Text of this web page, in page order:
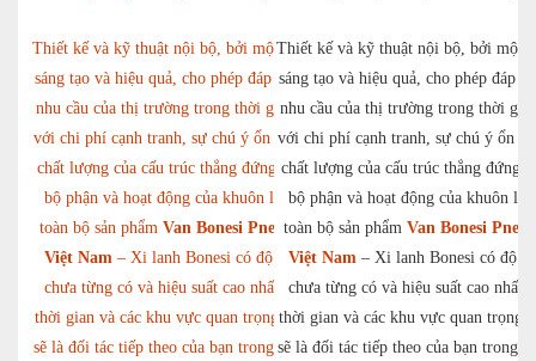
Thiết kế và kỹ thuật nội bộ, bởi một đội ngũ
sáng tạo và hiệu quả, cho phép đáp ứng mọi
nhu cầu của thị trường trong thời gian ngắn
với chi phí cạnh tranh, sự chú ý ổn định đến
chất lượng của cấu trúc thẳng đứng của các
bộ phận và hoạt động của khuôn làm cho
toàn bộ sản phẩm Van Bonesi Pneumatik
Việt Nam – Xi lanh Bonesi có độ tin cậy
chưa từng có và hiệu suất cao nhất, cả về
thời gian và các khu vực quan trọng. Bonesi
sẽ là đối tác tiếp theo của bạn trong lĩnh vực
Thiết kế và kỹ thuật nội bộ, bởi một
sáng tạo và hiệu quả, cho phép đáp
nhu cầu của thị trường trong thời
với chi phí cạnh tranh, sự chú ý ổn
chất lượng của cấu trúc thẳng đứng
bộ phận và hoạt động của khuôn
toàn bộ sản phẩm Van Bonesi
Việt Nam – Xi lanh Bonesi có độ
chưa từng có và hiệu suất cao nhất,
thời gian và các khu vực quan trọng.
sẽ là đối tác tiếp theo của bạn trong